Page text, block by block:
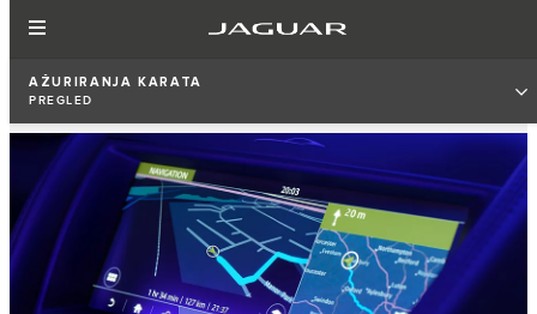
AŽURIRANJA KARATA
PREGLED